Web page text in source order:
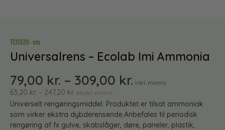
TC15120 - vm
Universalrens – Ecolab Imi Ammonia
79,00 kr. – 309,00 kr. inkl. moms
63,20 kr. – 247,20 kr. ekskl. moms
Universelt rengøringsmiddel. Produktet er tilsat ammoniak
som virker ekstra dybderensende.Anbefales til periodisk
rengøring af fx gulve, skabslåger, døre, paneler, plastik,